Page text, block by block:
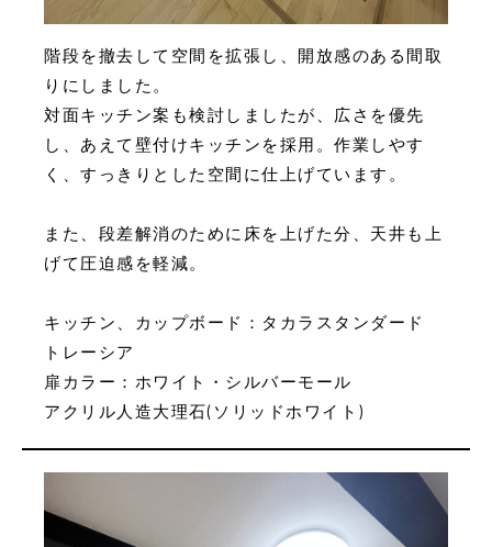
階段を撤去して空間を拡張し、開放感のある間取
りにしました。
対面キッチン案も検討しましたが、広さを優先
し、あえて壁付けキッチンを採用。作業しやす
く、すっきりとした空間に仕上げています。
また、段差解消のために床を上げた分、天井も上
げて圧迫感を軽減。
キッチン、カップボード：タカラスタンダード
トレーシア
扉カラー：ホワイト・シルバーモール
アクリル人造大理石(ソリッドホワイト)